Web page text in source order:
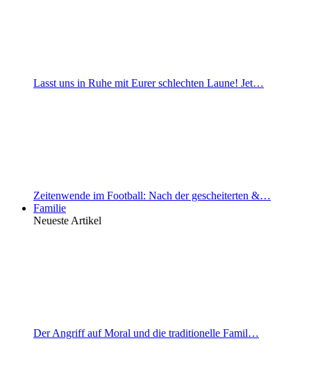
Lasst uns in Ruhe mit Eurer schlechten Laune! Jet…
Zeitenwende im Football: Nach der gescheiterten &…
Familie
Neueste Artikel
Der Angriff auf Moral und die traditionelle Famil…